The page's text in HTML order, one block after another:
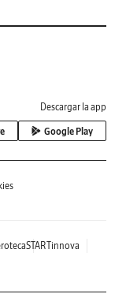
Descargar la app
Google Play
STARTinnova